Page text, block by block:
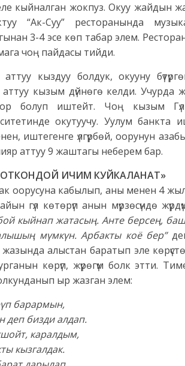
кыйналган жокпуз. Окуу жайдын
“Ак-Суу” ресторанында
3-4 эсе көп табар элем.
чоң пайдасы тийди.
кыздуу болдук, окууну
кызым дүйнөгө келди. Учурда
болуп иштейт. Чоң кызым
окутуучу. Уулум банкта
иштегенге үлгүрбөй, оорунун
аттуу 9 жаштагы неберем бар.
ИЧИМ КУЙКАЛАНАТ»
оорусуна кабылып, аны менен 4
гүл көтөрүп анын мүрзөсүндө
кыйнап жатасың. Анте берсең,
мүмкүн. Арбакты коё бер”
алыстан баратып эле
көрүп, жүрөгүм болк этти.
ыр жазган элем:
барармын,
деп бизди алдап.
каралдым,
кызгалдак.